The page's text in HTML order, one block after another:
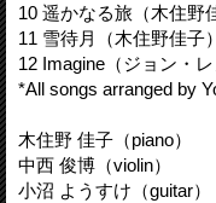
10 遥かなる旅（木住野
11 雪待月（木住野佳子）
12 Imagine（ジョン・レ
*All songs arranged by
木住野 佳子（piano）
中西 俊博（violin）
小沼 ようすけ（guitar）